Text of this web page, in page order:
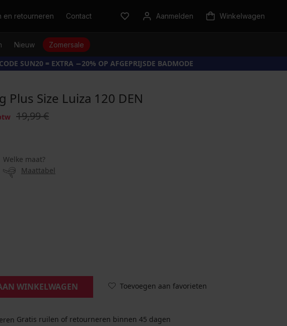
en retourneren Contact Aanmelden Winkelwagen
Nieuw Zomersale
CODE SUN20 = EXTRA −20% OP AFGEPRIJSDE BADMODE
Plus Size Luiza 120 DEN
19,99 €
Welke maat?
Maattabel
WINKELWAGEN Toevoegen aan favorieten
Gratis ruilen of retourneren binnen 45 dagen